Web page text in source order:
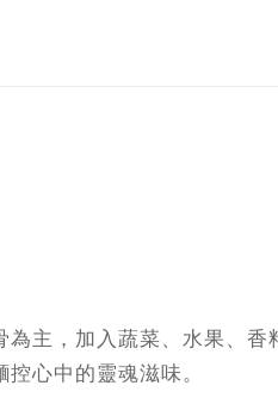
主，加入蔬菜、水果、香
心中的靈魂滋味。